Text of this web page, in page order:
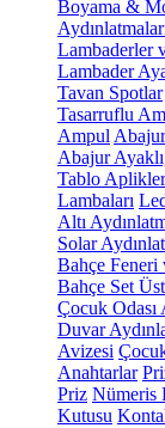
Boyama &
Lambaderler
Lambader
Tavan Spotlar
Tasarruflu
Ampul
Abajur
Tablo
Lambaları
Altı
Solar
Bahçe Feneri
Bahçe Set
Çocuk Odası
Duvar
Avizesi
Anahtarlar
Priz Nümeris
Kutusu